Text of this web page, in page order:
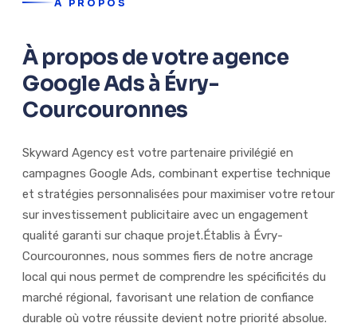
À PROPOS
À propos de votre agence
Google Ads à Évry-
Courcouronnes
Skyward Agency est votre partenaire privilégié en
campagnes Google Ads, combinant expertise technique
et stratégies personnalisées pour maximiser votre retour
sur investissement publicitaire avec un engagement
qualité garanti sur chaque projet.Établis à Évry-
Courcouronnes, nous sommes fiers de notre ancrage
local qui nous permet de comprendre les spécificités du
marché régional, favorisant une relation de confiance
durable où votre réussite devient notre priorité absolue.